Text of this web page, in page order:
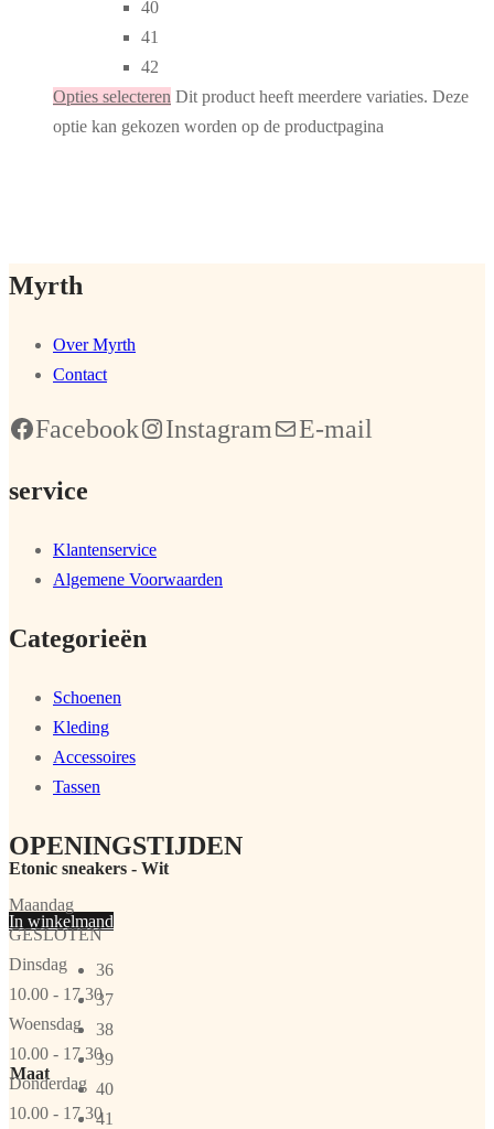
40
41
42
Opties selecteren Dit product heeft meerdere variaties. Deze
optie kan gekozen worden op de productpagina
Etonic sneakers - Wit
In winkelmand
Maat
36
37
38
39
40
41
Myrth
Over Myrth
Contact
Facebook Instagram E-mail
service
Klantenservice
Algemene Voorwaarden
Categorieën
Schoenen
Kleding
Accessoires
Tassen
OPENINGSTIJDEN
Maandag
GESLOTEN
Dinsdag
10.00 - 17.30
Woensdag
10.00 - 17.30
Donderdag
10.00 - 17.30